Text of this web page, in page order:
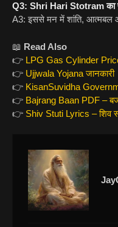
Q3: Shri Hari Stotram का
A3: इससे मन में शांति, आत्मबल
📖 Read Also
👉 LPG Gas Cylinder
👉 Ujjwala Yojana जानकारी
👉 KisanSuvidha
👉 Bajrang Baan PDF –
👉 Shiv Stuti Lyrics – शिव